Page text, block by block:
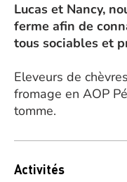
Lucas et Nancy,
ferme afin de
tous sociables et
Eleveurs de
fromage en AOP
tomme.
Activités